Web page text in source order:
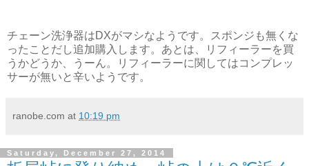
チェーン洗浄器はDXがマシなようです。スポンジも無くな
ったことだし追加購入します。あとは、リフィーラーを買
うかどうか、うーん。リフィーラーに関してはコンプレッ
サーが無いと辛いようです。
ranobe.com at 10:19 pm
Saturday, December 27, 2014